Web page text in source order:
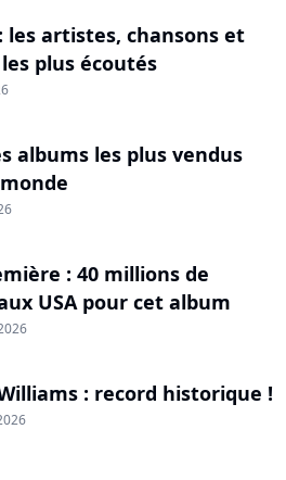
les artistes, chansons et
plus écoutés
albums les plus vendus
: 40 millions de
USA pour cet album
: record historique !